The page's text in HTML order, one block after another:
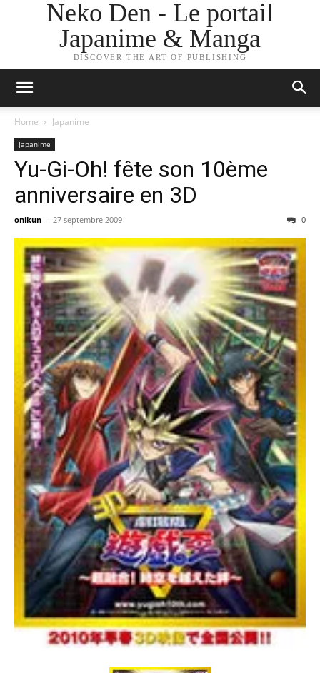
Neko Den - Le portail
Japanime & Manga
DISCOVER THE ART OF PUBLISHING
Home Japanime
Japanime
Yu-Gi-Oh! fête son 10ème
anniversaire en 3D
onikun - 27 septembre 2009 0